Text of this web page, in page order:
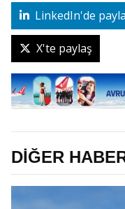
LinkedIn'de
X'te paylaş
DİĞER